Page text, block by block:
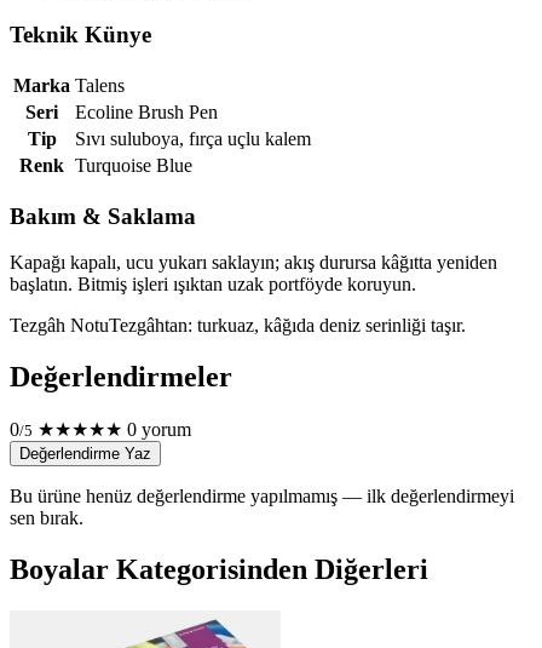
Teknik Künye
Marka Talens
Seri
Ecoline Brush Pen
Tip
Sıvı suluboya, fırça uçlu kalem
Renk Turquoise Blue
Bakım & Saklama
Kapağı kapalı, ucu yukarı saklayın; akış durursa kâğıtta yeniden
başlatın. Bitmiş işleri ışıktan uzak portföyde koruyun.
Tezgâh NotuTezgâhtan: turkuaz, kâğıda deniz serinliği taşır.
Değerlendirmeler
0/5 ★★★★★ 0 yorum
Değerlendirme Yaz
Bu ürüne henüz değerlendirme yapılmamış — ilk değerlendirmeyi
sen bırak.
Boyalar Kategorisinden Diğerleri